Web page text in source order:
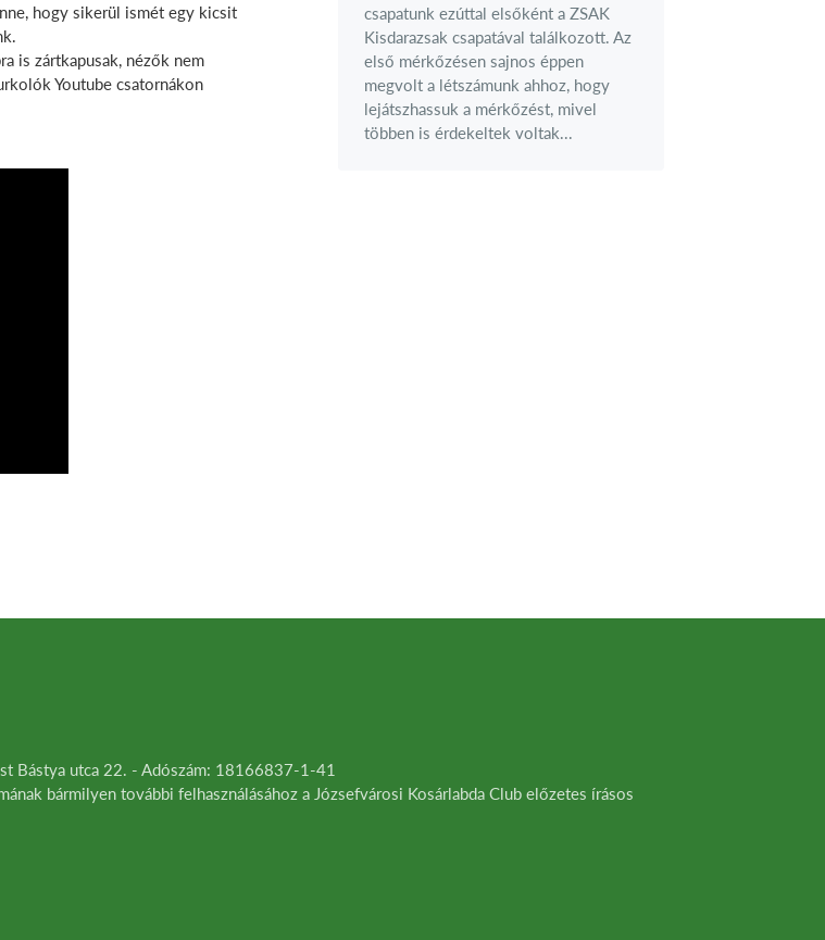
hogy sikerül ismét egy kicsit
is zártkapusak, nézők nem
Youtube csatornákon
csapatunk ezúttal elsőként a ZSAK
Kisdarazsak csapatával találkozott. Az
első mérkőzésen sajnos éppen
megvolt a létszámunk ahhoz, hogy
lejátszhassuk a mérkőzést, mivel
többen is érdekeltek voltak...
Bástya utca 22. - Adószám: 18166837-1-41
bármilyen további felhasználásához a Józsefvárosi Kosárlabda Club előzetes írásos